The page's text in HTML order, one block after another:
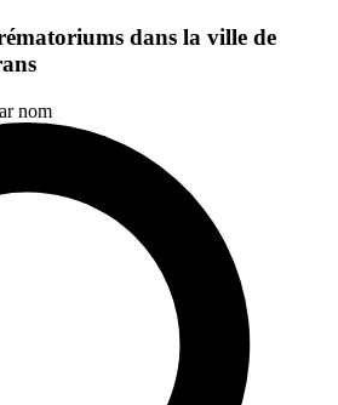
dans la ville de
nom